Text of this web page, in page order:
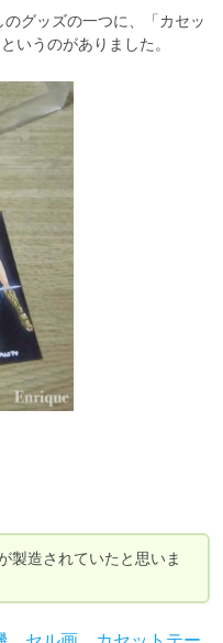
グッズの一つに、「カセッ
いうのがありました。
製造されていたと思いま